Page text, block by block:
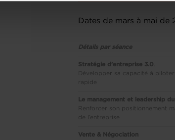
Dates de mars à mai de
Détails par séance
Stratégie d’entreprise 3.0
Développer sa capacité à
rapide
Le management et leadership
Renforcer son positionnement
de l’entreprise
Vente & Négociation